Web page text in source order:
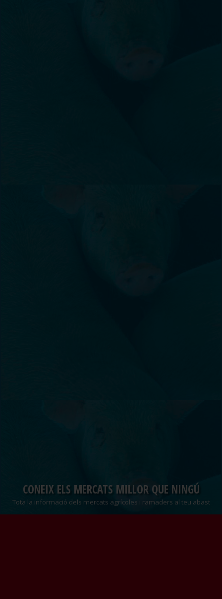
CONEIX ELS MERCATS MILLOR QUE NINGÚ
Tota la informació dels mercats agrícoles i ramaders al teu abast